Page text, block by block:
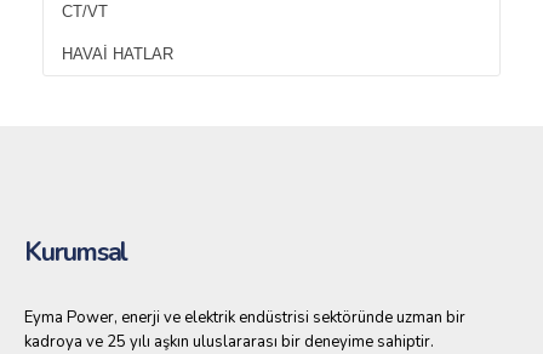
CT/VT
HAVAI HATLAR
Kurumsal
Eyma Power, enerji ve elektrik endüstrisi sektöründe uzman bir
kadroya ve 25 yılı aşkın uluslararası bir deneyime sahiptir.